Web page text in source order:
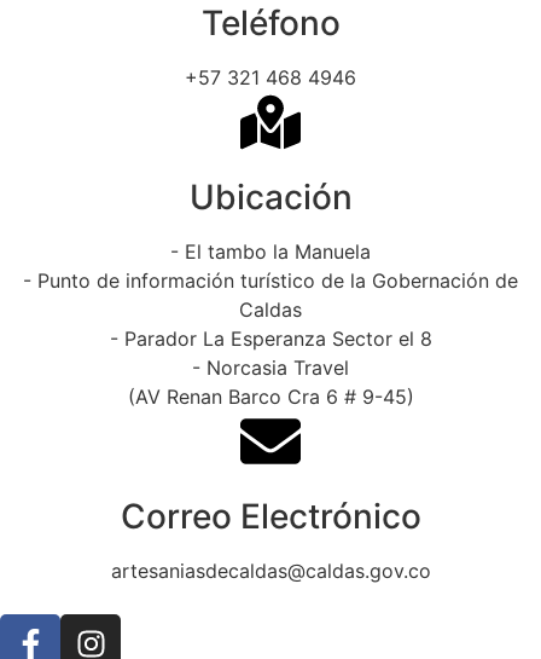
Teléfono
+57 321 468 4946
Ubicación
- El tambo la Manuela
- Punto de información turístico de la Gobernación de
Caldas
- Parador La Esperanza Sector el 8
- Norcasia Travel
(AV Renan Barco Cra 6 # 9-45)
Correo Electrónico
artesaniasdecaldas@caldas.gov.co